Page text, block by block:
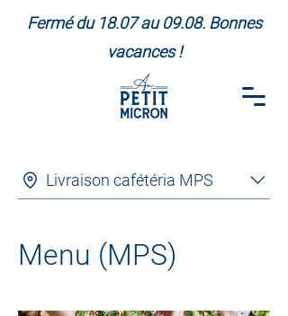
Fermé du 18.07 au 09.08. Bonnes
vacances !
Livraison cafétéria MPS
Menu (MPS)